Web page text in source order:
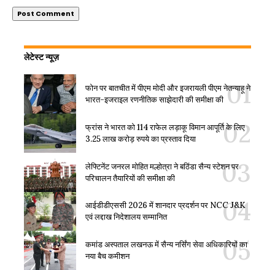
लेटेस्ट न्यूज़
फोन पर बातचीत में पीएम मोदी और इजरायली पीएम नेतन्याहू ने
भारत-इजराइल रणनीतिक साझेदारी की समीक्षा की
फ्रांस ने भारत को 114 राफेल लड़ाकू विमान आपूर्ति के लिए
3.25 लाख करोड़ रुपये का प्रस्ताव दिया
लेफ्टिनेंट जनरल मोहित मल्होत्रा ने बठिंडा सैन्य स्टेशन पर
परिचालन तैयारियों की समीक्षा की
आईडीडीएससी 2026 में शानदार प्रदर्शन पर NCC J&K
एवं लद्दाख निदेशालय सम्मानित
कमांड अस्पताल लखनऊ में सैन्य नर्सिंग सेवा अधिकारियों का
नया बैच कमीशन